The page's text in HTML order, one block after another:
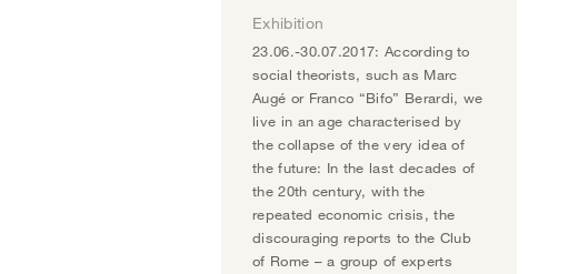
Exhibition
23.06.-30.07.2017: According to
social theorists, such as Marc
Augé or Franco “Bifo” Berardi, we
live in an age characterised by
the collapse of the very idea of
the future: In the last decades of
the 20th century, with the
repeated economic crisis, the
discouraging reports to the Club
of Rome – a group of experts